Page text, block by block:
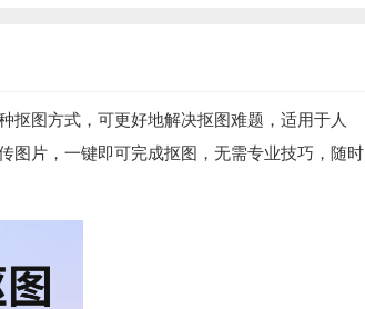
抠图方式，可更好地解决抠图难题，适用于人
图片，一键即可完成抠图，无需专业技巧，随时